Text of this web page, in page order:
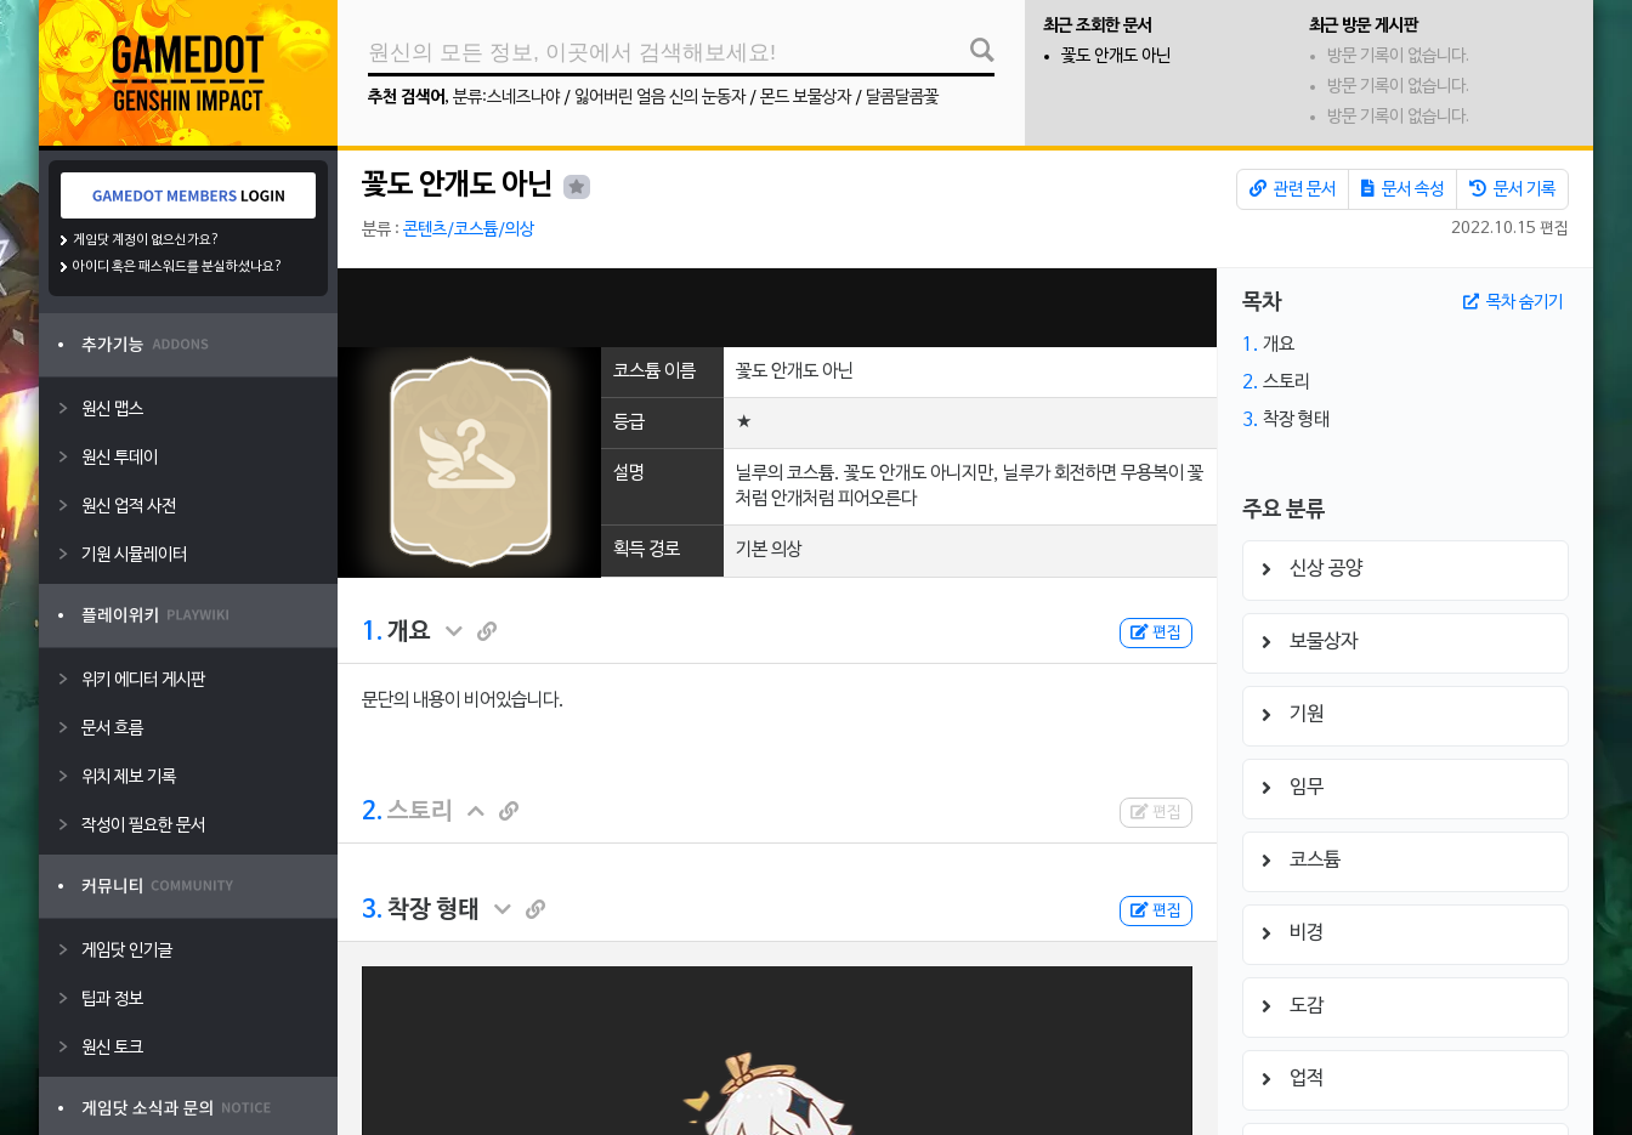
게임닷 계정이 없으신가요?
아이디 혹은 패스워드를 분실하셨나요?
원신 맵스
원신 투데이
원신 업적 사전
기원 시뮬레이터
위키 에디터 게시판
문서 흐름
위치 제보 기록
작성이 필요한 문서
게임닷 인기글
팁과 정보
원신 토크
추천 검색어 , 분류:스네즈나야/ 잃어버린 얼음 신의 눈동자/ 몬드 보물상자/ 달콤달콤꽃
최근 조회한 문서
꽃도 안개도 아닌
최근 방문 게시판
방문 기록이 없습니다.
방문 기록이 없습니다.
방문 기록이 없습니다.
꽃도 안개도 아닌
분류 : 콘텐츠/코스튬/의상
관련 문서 문서 속성 문서 기록
2022.10.15 편집
코스튬 이름 꽃도 안개도 아닌
등급 ★
설명
닐루의 코스튬. 꽃도 안개도 아니지만, 닐루가 회전하면 무용복이 꽃
처럼 안개처럼 피어오른다
획득 경로 기본 의상
1. 개요 편집
문단의 내용이 비어있습니다.
2. 스토리 편집
3. 착장 형태 편집
목차 숨기기
목차
1. 개요
2. 스토리
3. 착장 형태
주요 분류
신상 공양
보물상자
기원
임무
코스튬
비경
도감
업적